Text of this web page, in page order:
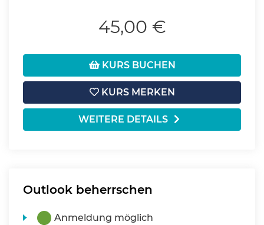
45,00 €
KURS BUCHEN
KURS MERKEN
WEITERE DETAILS
Outlook beherrschen
Anmeldung möglich